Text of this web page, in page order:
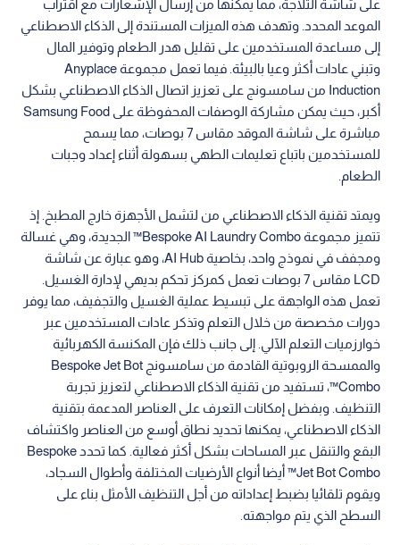
على شاشة الثلاجة، مما يمكنها من إرسال الإشعارات مع اقتراب
الموعد المحدد. وتهدف هذه الميزات المستندة إلى الذكاء الاصطناعي
إلى مساعدة المستخدمين على تقليل هدر الطعام وتوفير المال
وتبني عادات أكثر وعيا بالبيئة. فيما تعمل مجموعة Anyplace
Induction من سامسونج على تعزيز اتصال الذكاء الاصطناعي بشكل
أكبر، حيث يمكن مشاركة الوصفات المحفوظة على Samsung Food
مباشرة على شاشة الموقد مقاس 7 بوصات، مما يسمح
للمستخدمين باتباع تعليمات الطهي بسهولة أثناء إعداد وجبات
الطعام.
ويمتد تقنية الذكاء الاصطناعي من لتشمل الأجهزة خارج المطبخ. إذ
تتميز مجموعة Bespoke AI Laundry Combo™ الجديدة، وهي غسالة
ومجفف في نموذج واحد، بخاصية AI Hub، وهو عبارة عن شاشة
LCD مقاس 7 بوصات تعمل كمركز تحكم بديهي لإدارة الغسيل.
تعمل هذه الواجهة على تبسيط عملية الغسيل والتجفيف، مما يوفر
دورات مخصصة من خلال التعلم وتذكر عادات المستخدمين عبر
خوارزميات التعلم الآلي. إلى جانب ذلك فإن المكنسة الكهربائية
والممسحة الروبوتية القادمة من سامسونج Bespoke Jet Bot
Combo™، تستفيد من تقنية الذكاء الاصطناعي لتعزيز تجربة
التنظيف. وبفضل إمكانات التعرف على العناصر المدعمة بتقنية
الذكاء الاصطناعي، يمكنها تحديد نطاق أوسع من العناصر واكتشاف
البقع والتنقل عبر المساحات بشكل أكثر فعالية. كما تحدد Bespoke
Jet Bot Combo™ أيضا أنواع الأرضيات المختلفة وأطوال السجاد،
ويقوم تلقائيا بضبط إعداداته من أجل التنظيف الأمثل بناء على
السطح الذي يتم مواجهته.